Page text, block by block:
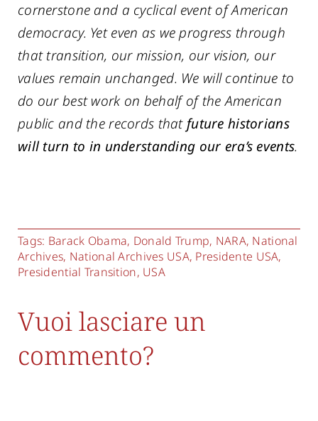
cornerstone and a cyclical event of American
democracy. Yet even as we progress through
that transition, our mission, our vision, our
values remain unchanged. We will continue to
do our best work on behalf of the American
public and the records that future historians
will turn to in understanding our era’s events.
Tags: Barack Obama, Donald Trump, NARA, National
Archives, National Archives USA, Presidente USA,
Presidential Transition, USA
Vuoi lasciare un
commento?